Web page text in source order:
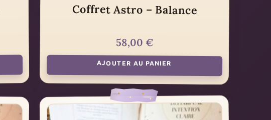
Coffret Astro – Balance
58,00 €
AJOUTER AU PANIER